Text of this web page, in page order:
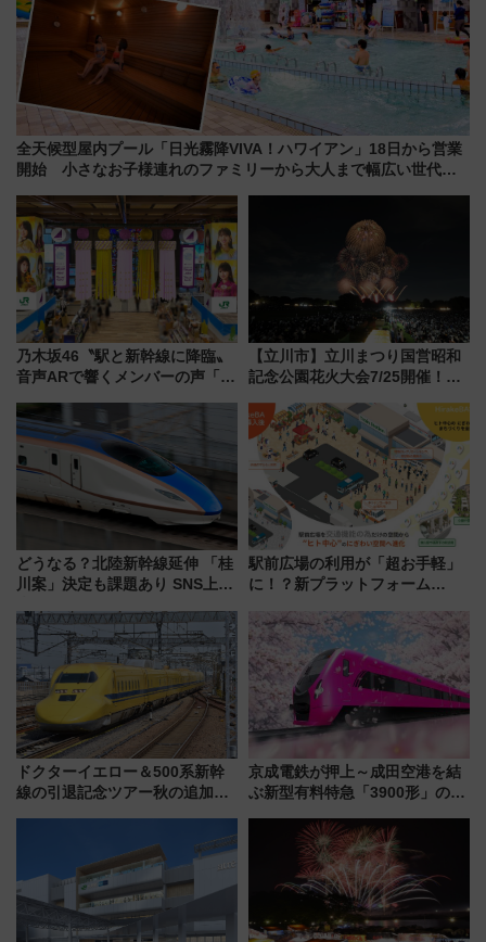
全天候型屋内プール「日光霧降VIVA！ハワイアン」18日から営業
開始 小さなお子様連れのファミリーから大人まで幅広い世代が
乃木坂46〝駅と新幹線に降臨〟
音声ARで響くメンバーの声「真
【立川市】立川まつり国営昭和
記念公園花火大会7/25開催！
混雑に要注意、その理由は
どうなる？北陸新幹線延伸 「桂
川案」決定も課題あり SNS上の
駅前広場の利用が「超お手軽」
に！？新プラットフォーム
マホで簡単申請 物販や演奏会な
どに【JR東日本】
ドクターイエロー＆500系新幹
線の引退記念ツアー秋の追加企
京成電鉄が押上～成田空港を結
ぶ新型有料特急「3900形」のコ
募集も実施